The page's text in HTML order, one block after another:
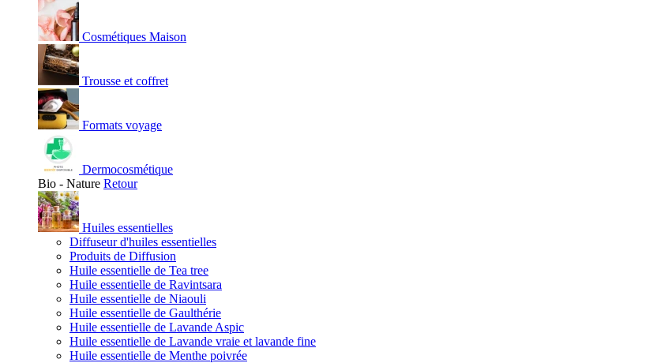
Cosmétiques Maison
Trousse et coffret
Formats voyage
Dermocosmétique
Bio - Nature Retour
Huiles essentielles
Diffuseur d'huiles essentielles
Produits de Diffusion
Huile essentielle de Tea tree
Huile essentielle de Ravintsara
Huile essentielle de Niaouli
Huile essentielle de Gaulthérie
Huile essentielle de Lavande Aspic
Huile essentielle de Lavande vraie et lavande fine
Huile essentielle de Menthe poivrée